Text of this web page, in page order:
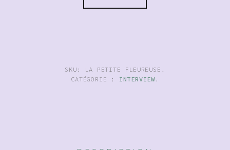
SKU: LA PETITE FLEUREUSE .
CATÉGORIE : INTERVIEW .